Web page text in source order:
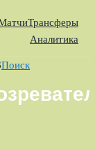
Трансферы
Аналитика
Поиск